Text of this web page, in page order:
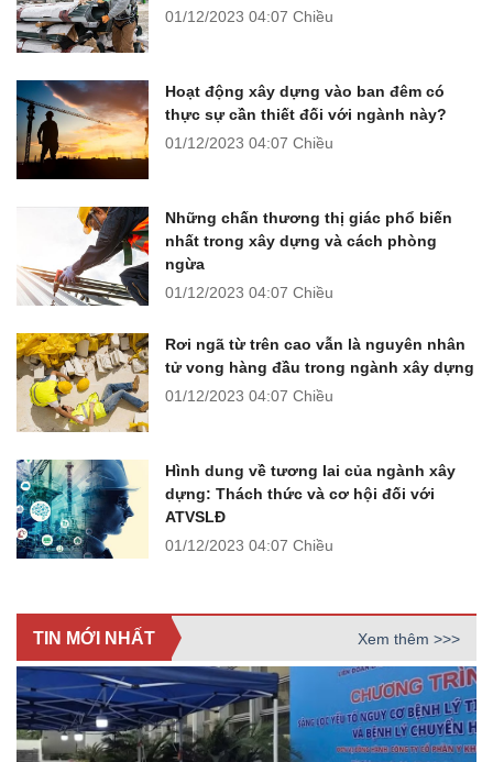
01/12/2023 04:07 Chiều
Hoạt động xây dựng vào ban đêm có
thực sự cần thiết đối với ngành này?
01/12/2023 04:07 Chiều
Những chấn thương thị giác phổ biến
nhất trong xây dựng và cách phòng
ngừa
01/12/2023 04:07 Chiều
Rơi ngã từ trên cao vẫn là nguyên nhân
tử vong hàng đầu trong ngành xây dựng
01/12/2023 04:07 Chiều
Hình dung về tương lai của ngành xây
dựng: Thách thức và cơ hội đối với
ATVSLĐ
01/12/2023 04:07 Chiều
TIN MỚI NHẤT Xem thêm >>>